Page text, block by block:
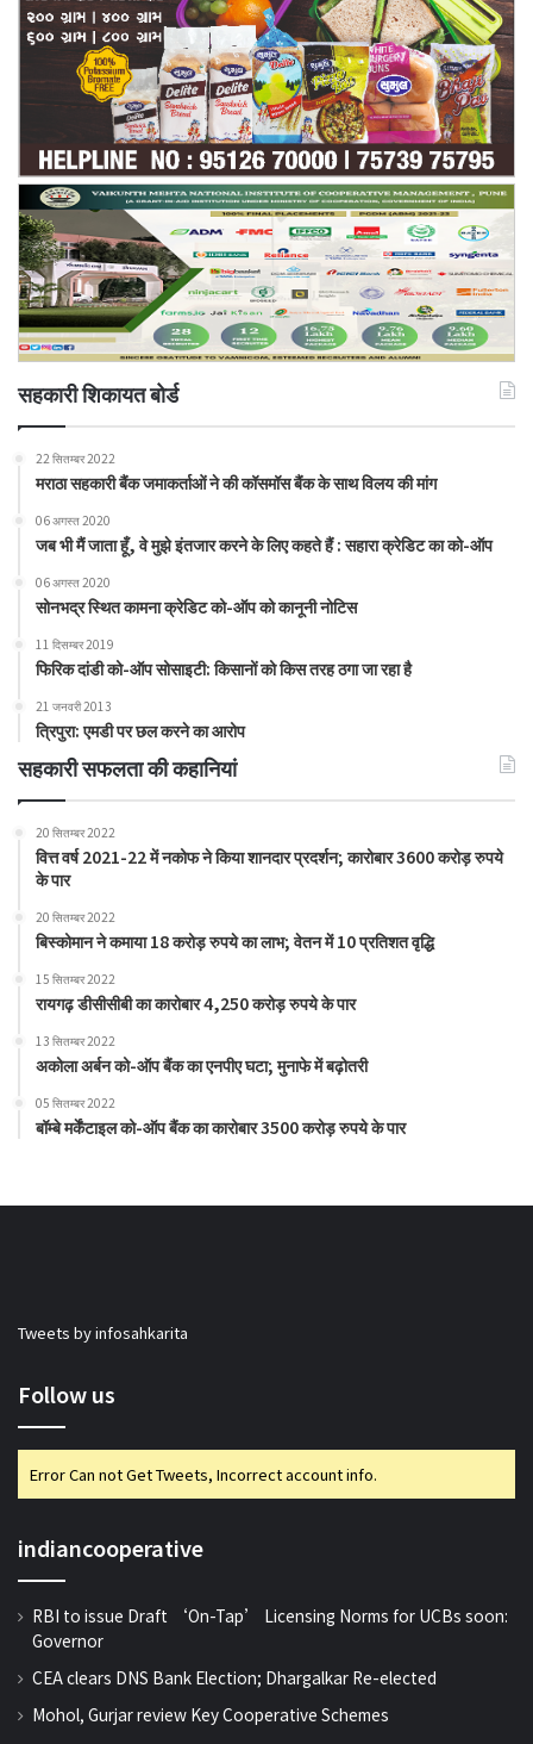
सहकारी शिकायत बोर्ड
22 सितम्बर 2022
मराठा सहकारी बैंक जमाकर्ताओं ने की कॉसमॉस बैंक के साथ विलय की मांग
06 अगस्त 2020
जब भी मैं जाता हूँ, वे मुझे इंतजार करने के लिए कहते हैं : सहारा क्रेडिट का को-ऑप
06 अगस्त 2020
सोनभद्र स्थित कामना क्रेडिट को-ऑप को कानूनी नोटिस
11 दिसम्बर 2019
फिरिक दांडी को-ऑप सोसाइटी: किसानों को किस तरह ठगा जा रहा है
21 जनवरी 2013
त्रिपुरा: एमडी पर छल करने का आरोप
सहकारी सफलता की कहानियां
20 सितम्बर 2022
वित्त वर्ष 2021-22 में नकोफ ने किया शानदार प्रदर्शन; कारोबार 3600 करोड़ रुपये
के पार
20 सितम्बर 2022
बिस्कोमान ने कमाया 18 करोड़ रुपये का लाभ; वेतन में 10 प्रतिशत वृद्धि
15 सितम्बर 2022
रायगढ़ डीसीसीबी का कारोबार 4,250 करोड़ रुपये के पार
13 सितम्बर 2022
अकोला अर्बन को-ऑप बैंक का एनपीए घटा; मुनाफे में बढ़ोतरी
05 सितम्बर 2022
बॉम्बे मर्केंटाइल को-ऑप बैंक का कारोबार 3500 करोड़ रुपये के पार
Tweets by infosahkarita
Follow us
Error Can not Get Tweets, Incorrect account info.
indiancooperative
RBI to issue Draft ‘On-Tap’ Licensing Norms for UCBs soon:
Governor
CEA clears DNS Bank Election; Dhargalkar Re-elected
Mohol, Gurjar review Key Cooperative Schemes